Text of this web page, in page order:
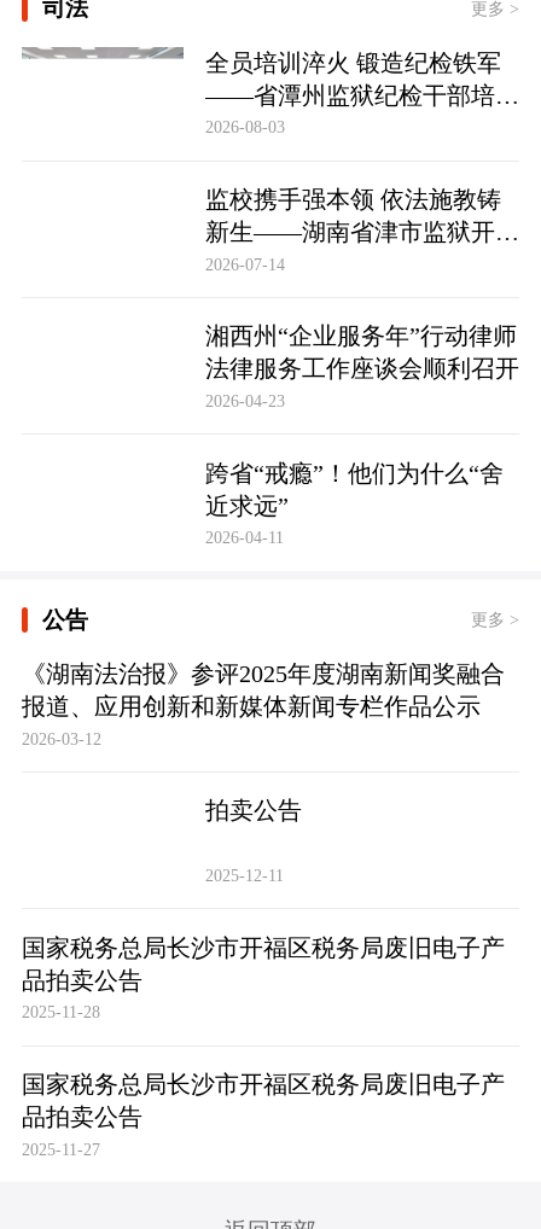
司法 更多 >
全员培训淬火 锻造纪检铁军
——省潭州监狱纪检干部培训
实现全覆盖
2026-08-03
监校携手强本领 依法施教铸
新生——湖南省津市监狱开展
基层警察教育改造专项技能培
2026-07-14
湘西州“企业服务年”行动律师
法律服务工作座谈会顺利召开
2026-04-23
跨省“戒瘾”！他们为什么“舍
近求远”
2026-04-11
公告 更多 >
《湖南法治报》参评2025年度湖南新闻奖融合
报道、应用创新和新媒体新闻专栏作品公示
2026-03-12
拍卖公告
2025-12-11
国家税务总局长沙市开福区税务局废旧电子产
品拍卖公告
2025-11-28
国家税务总局长沙市开福区税务局废旧电子产
品拍卖公告
2025-11-27